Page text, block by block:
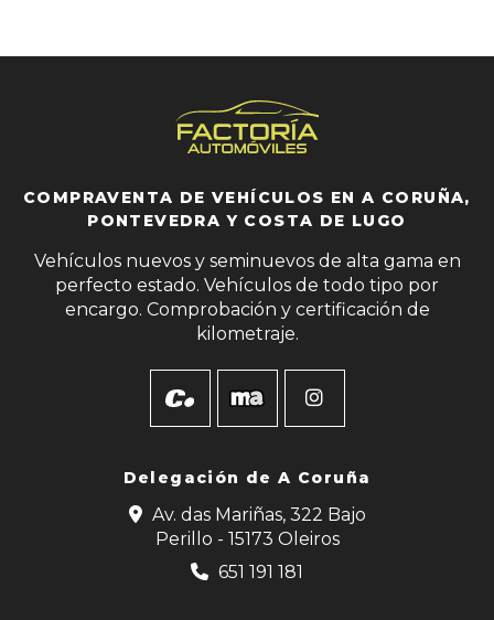
COMPRAVENTA DE VEHÍCULOS EN A CORUÑA,
PONTEVEDRA Y COSTA DE LUGO
Vehículos nuevos y seminuevos de alta gama en
perfecto estado. Vehículos de todo tipo por
encargo. Comprobación y certificación de
kilometraje.
Delegación deA Coruña
Av. das Mariñas, 322 Bajo
Perillo - 15173 Oleiros
651 191 181